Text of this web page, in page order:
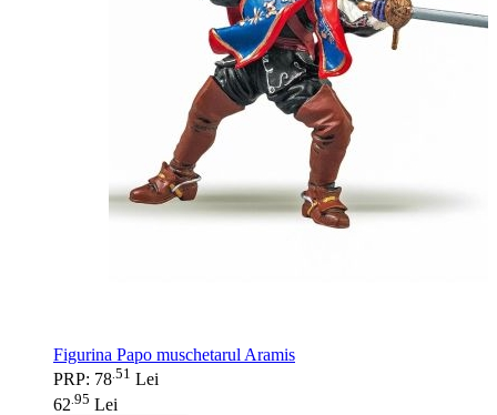
Figurina Papo muschetarul Aramis
PRP: 78 51 Lei
62 95 Lei